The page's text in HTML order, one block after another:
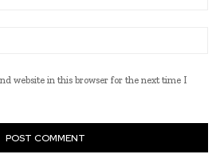
website in this browser for the next time I